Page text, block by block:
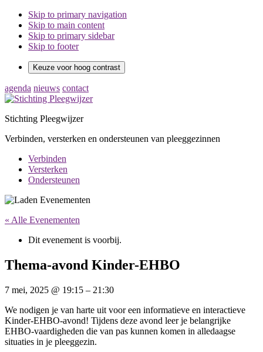
Skip to primary navigation
Skip to main content
Skip to primary sidebar
Skip to footer
Keuze voor hoog contrast
agenda nieuws contact
Stichting Pleegwijzer
Verbinden, versterken en ondersteunen van pleeggezinnen
Verbinden
Versterken
Ondersteunen
« Alle Evenementen
Dit evenement is voorbij.
Thema-avond Kinder-EHBO
7 mei, 2025 @ 19:15 – 21:30
We nodigen je van harte uit voor een informatieve en interactieve
Kinder-EHBO-avond! Tijdens deze avond leer je belangrijke
EHBO-vaardigheden die van pas kunnen komen in alledaagse
situaties in je pleeggezin.